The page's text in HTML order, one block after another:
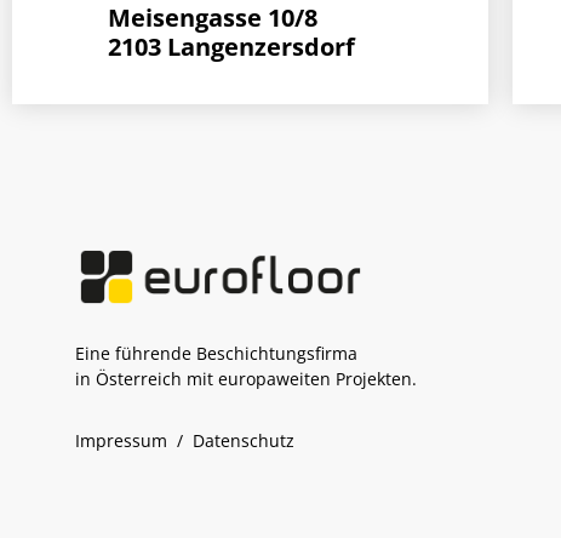
Meisengasse 10/8
2103 Langenzersdorf
Eine führende Beschichtungsfirma
in Österreich mit europaweiten Projekten.
Impressum / Datenschutz